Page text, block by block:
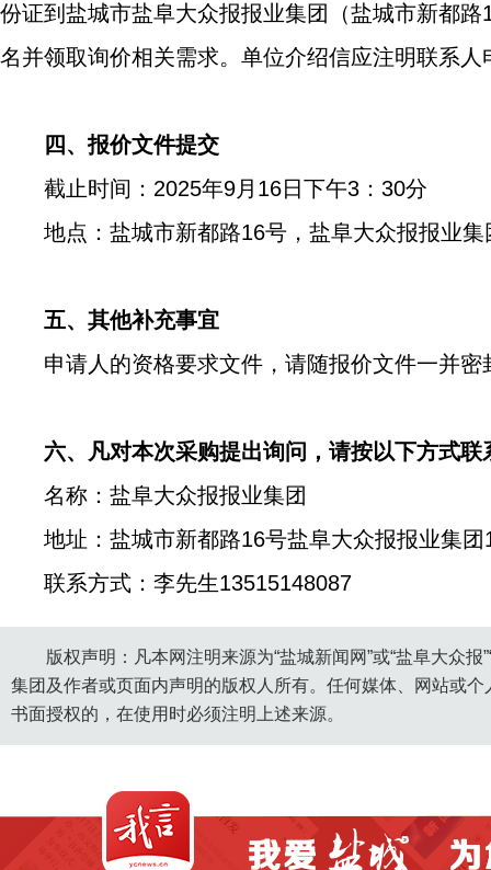
份证到盐城市盐阜大众报报业集团（盐城市新都路
名并领取询价相关需求。单位介绍信应注明联系
四、报价文件提交
截止时间： 2025年9月 16日 下午3 ： 30分
地点：盐城市新都路16号，盐阜大众报报业集
五、其他补充事宜
申请人的资格要求文件，请随报价文件一并密
六、凡对本次采购提出询问，请按以下方式联
名称：盐阜大众报报业集团
地址：盐城市新都路16号盐阜大众报报业集团
联系方式：李先生13515148087
版权声明：凡本网注明来源为“盐城新闻网”或“盐阜大众
集团及作者或页面内声明的版权人所有。任何媒体、网站或
书面授权的，在使用时必须注明上述来源。